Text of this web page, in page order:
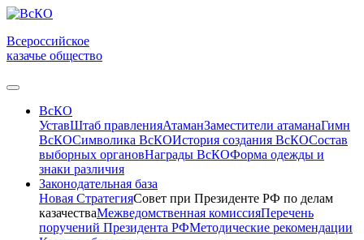
Всероссийское
казачье общество
ВсКО
УставШтаб правленияАтаманЗаместители атаманаГимн
ВсКОСимволика ВсКОИстория создания ВсКОСостав
выборных органовНаграды ВсКОФорма одежды и
знаки различия
Законодательная база
Новая СтратегияСовет при Президенте РФ по делам
казачестваМежведомственная комиссияПеречень
поручений Президента РФМетодические рекомендации